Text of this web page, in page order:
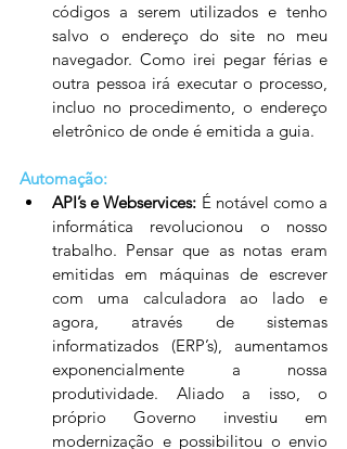
códigos a serem utilizados e tenho
salvo o endereço do site no meu
navegador. Como irei pegar férias e
outra pessoa irá executar o processo,
incluo no procedimento, o endereço
eletrônico de onde é emitida a guia.
Automação:
API’s e Webservices: É notável como a
informática revolucionou o nosso
trabalho. Pensar que as notas eram
emitidas em máquinas de escrever
com uma calculadora ao lado e
agora, através de sistemas
informatizados (ERP’s), aumentamos
exponencialmente a nossa
produtividade. Aliado a isso, o
próprio Governo investiu em
modernização e possibilitou o envio